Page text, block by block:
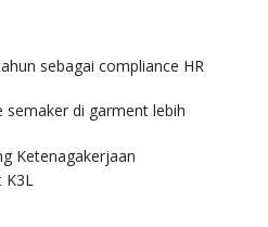
sebagai compliance HR
semaker di garment lebih
Ketenagakerjaan
K3L